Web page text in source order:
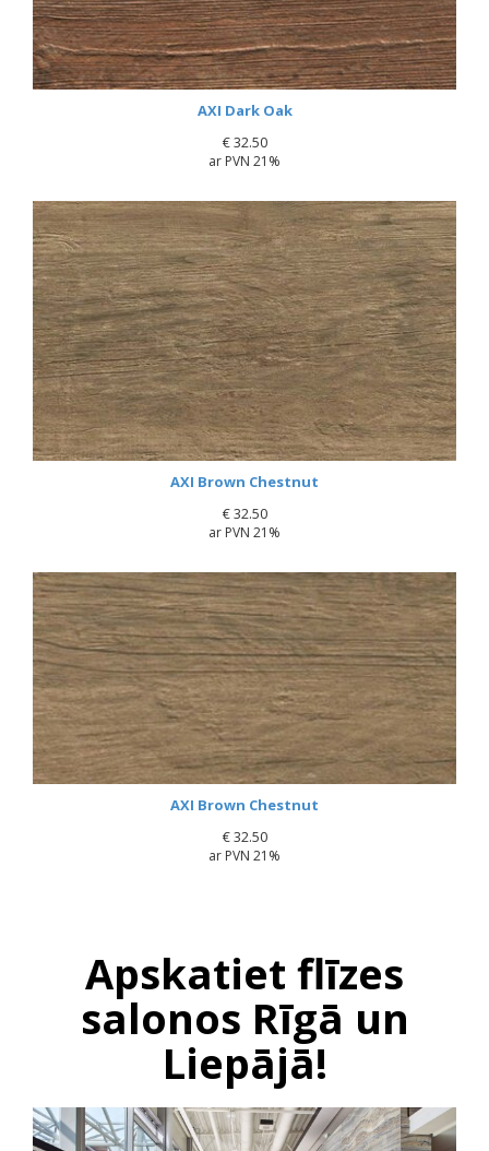
AXI Dark Oak
€32.50
ar PVN 21%
AXI Brown Chestnut
€32.50
ar PVN 21%
AXI Brown Chestnut
€32.50
ar PVN 21%
Apskatiet flīzes
salonos Rīgā un
Liepājā!